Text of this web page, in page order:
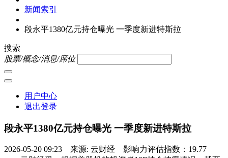
新闻索引
段永平1380亿元持仓曝光 一季度新进特斯拉
搜索
股票/概念/消息/席位
用户中心
退出登录
段永平1380亿元持仓曝光 一季度新进特斯拉
2026-05-20 09:23 来源: 云财经 影响力评估指数：19.77